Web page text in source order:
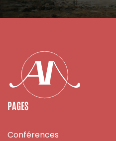
PAGES
Conférences